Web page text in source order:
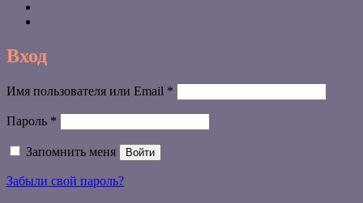
Вход
Имя пользователя или Email *
Пароль *
Запомнить меня Войти
Забыли свой пароль?